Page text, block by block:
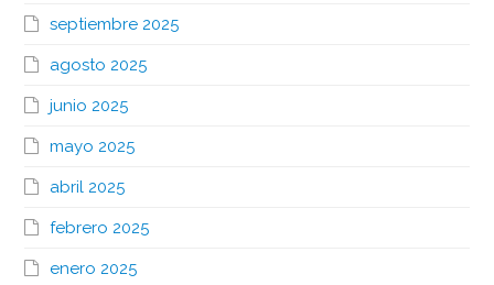
septiembre 2025
agosto 2025
junio 2025
mayo 2025
abril 2025
febrero 2025
enero 2025